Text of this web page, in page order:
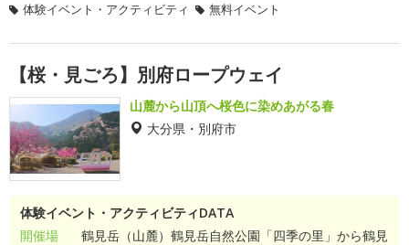
体験イベント・アクティビティ 無料イベント
【桜・見ごろ】別府ロープウェイ
山麓から山頂へ桜色に染めあがる春
大分県・別府市
体験イベント・アクティビティDATA
開催場
鶴見岳（山麓）鶴見岳自然公園「四季の里」から鶴見